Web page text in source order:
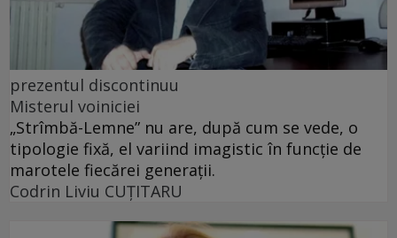
prezentul discontinuu
Misterul voiniciei
„Strîmbă-Lemne” nu are, după cum se vede, o
tipologie fixă, el variind imagistic în funcţie de
marotele fiecărei generaţii.
Codrin Liviu CUŢITARU